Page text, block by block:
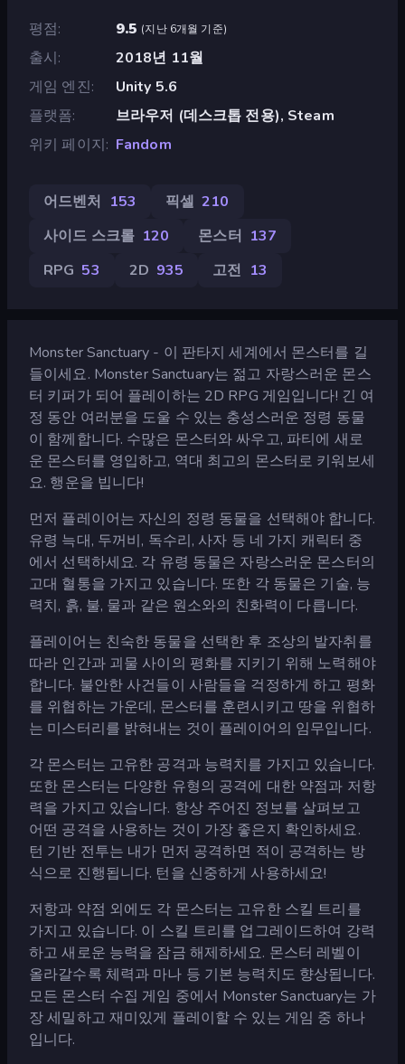
평점 9.5 (지난 6개월 기준)
출시
2018년 11월
게임 엔진
Unity 5.6
플랫폼
브라우저 (데스크톱 전용), Steam
위키 페이지
Fandom
어드벤처 153 픽셀 210
사이드 스크롤 120 몬스터 137
RPG 53 2D 935 고전 13
Monster Sanctuary - 이 판타지 세계에서 몬스터를 길
들이세요. Monster Sanctuary는 젊고 자랑스러운 몬스
터 키퍼가 되어 플레이하는 2D RPG 게임입니다! 긴 여
정 동안 여러분을 도울 수 있는 충성스러운 정령 동물
이 함께합니다. 수많은 몬스터와 싸우고, 파티에 새로
운 몬스터를 영입하고, 역대 최고의 몬스터로 키워보세
요. 행운을 빕니다!
먼저 플레이어는 자신의 정령 동물을 선택해야 합니다.
유령 늑대, 두꺼비, 독수리, 사자 등 네 가지 캐릭터 중
에서 선택하세요. 각 유령 동물은 자랑스러운 몬스터의
고대 혈통을 가지고 있습니다. 또한 각 동물은 기술, 능
력치, 흙, 불, 물과 같은 원소와의 친화력이 다릅니다.
플레이어는 친숙한 동물을 선택한 후 조상의 발자취를
따라 인간과 괴물 사이의 평화를 지키기 위해 노력해야
합니다. 불안한 사건들이 사람들을 걱정하게 하고 평화
를 위협하는 가운데, 몬스터를 훈련시키고 땅을 위협하
는 미스터리를 밝혀내는 것이 플레이어의 임무입니다.
각 몬스터는 고유한 공격과 능력치를 가지고 있습니다.
또한 몬스터는 다양한 유형의 공격에 대한 약점과 저항
력을 가지고 있습니다. 항상 주어진 정보를 살펴보고
어떤 공격을 사용하는 것이 가장 좋은지 확인하세요.
턴 기반 전투는 내가 먼저 공격하면 적이 공격하는 방
식으로 진행됩니다. 턴을 신중하게 사용하세요!
저항과 약점 외에도 각 몬스터는 고유한 스킬 트리를
가지고 있습니다. 이 스킬 트리를 업그레이드하여 강력
하고 새로운 능력을 잠금 해제하세요. 몬스터 레벨이
올라갈수록 체력과 마나 등 기본 능력치도 향상됩니다.
모든 몬스터 수집 게임 중에서 Monster Sanctuary는 가
장 세밀하고 재미있게 플레이할 수 있는 게임 중 하나
입니다.